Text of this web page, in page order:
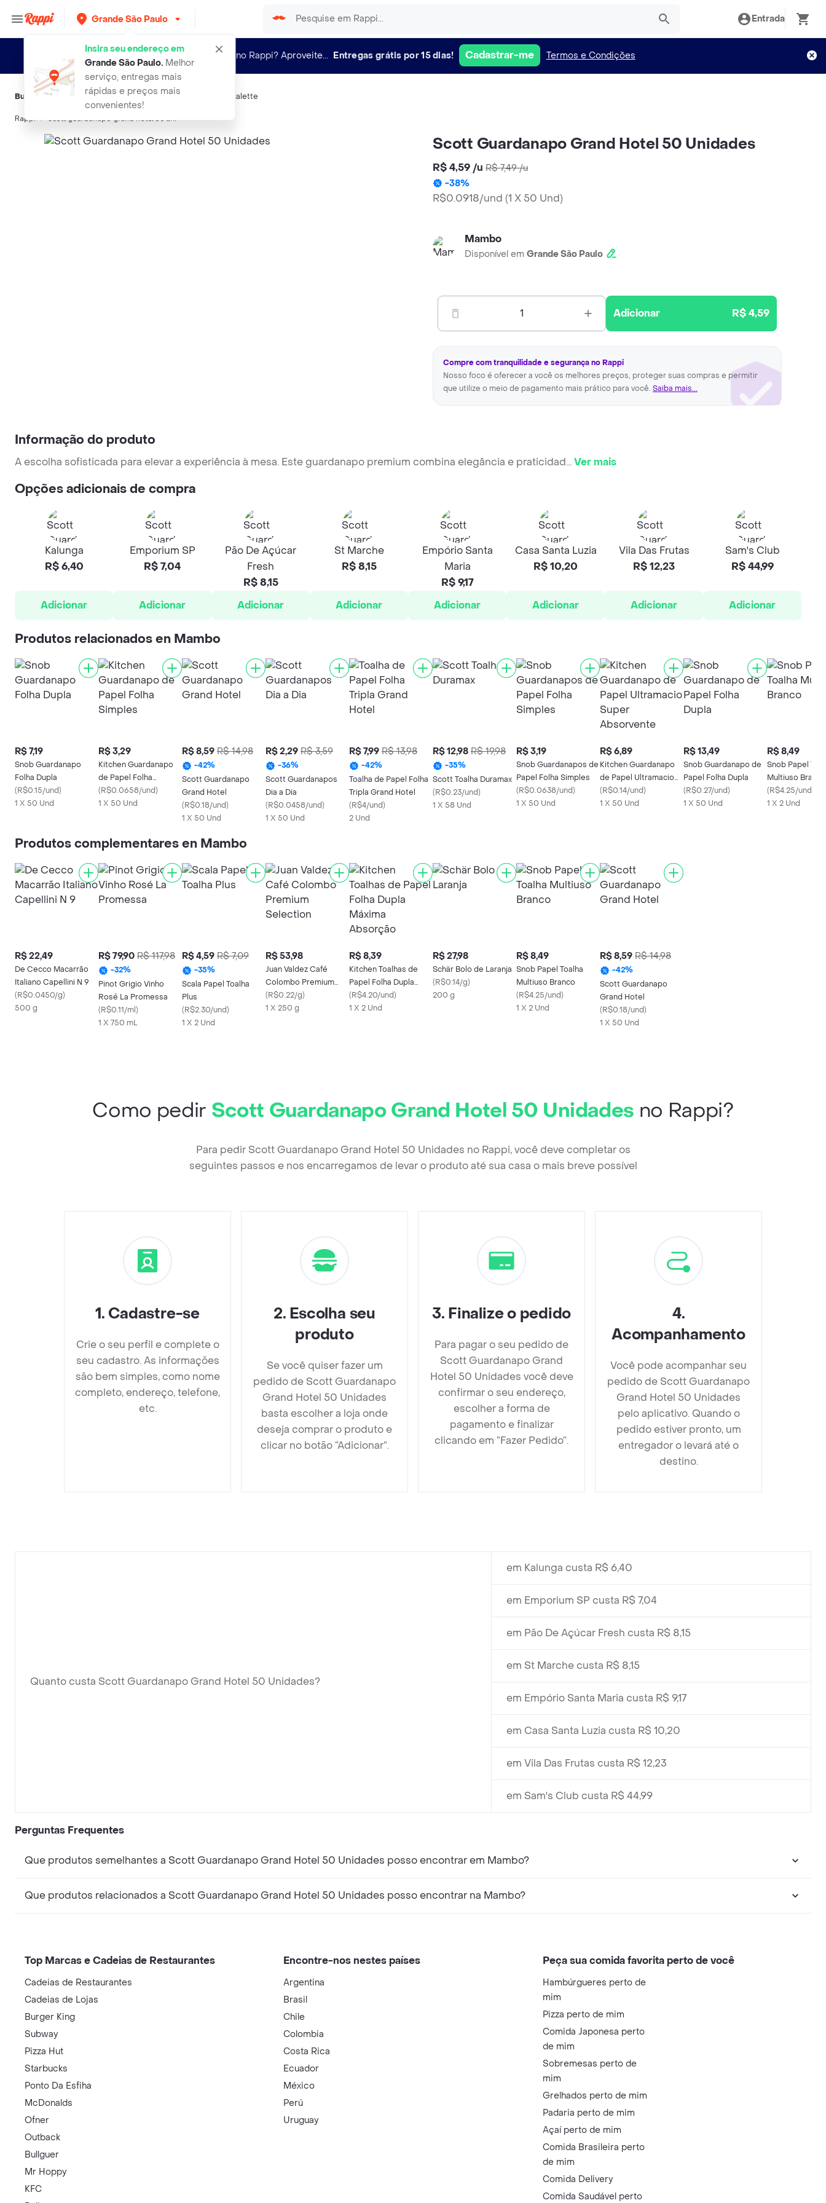
Grande São Paulo
Insira seu endereço em
Grande São Paulo.Melhor
serviço, entregas mais
rápidas e preços mais
convenientes!
Entrada
Novo no Rappi? Aproveite... Entregas grátis por 15 dias! Cadastrar-me Termos e Condições
Buscas relacionadas:Guardanapos,Scott,Snob Dualette
Rappi scott guardanapo grand hotel 50 uni
Scott Guardanapo Grand Hotel 50 Unidades
R$ 4,59 /u R$ 7,49/u
-38%
R$0.0918/und (1 X 50 Und)
Mambo
Disponível em Grande São Paulo
1 Adicionar R$ 4,59
Compre com tranquilidade e segurança no Rappi
Nosso foco é oferecer a você os melhores preços, proteger suas compras e permitir
que utilize o meio de pagamento mais prático para você. Saiba mais...
Informação do produto
A escolha sofisticada para elevar a experiência à mesa. Este guardanapo premium combina elegância e praticidad...Ver mais
Opções adicionais de compra
Kalunga
R$ 6,40
Adicionar
Emporium SP
R$ 7,04
Adicionar
Pão De Açúcar
Fresh
R$ 8,15
Adicionar
St Marche
R$ 8,15
Adicionar
Empório Santa
Maria
R$ 9,17
Adicionar
Casa Santa Luzia
R$ 10,20
Adicionar
Vila Das Frutas
R$ 12,23
Adicionar
Sam's Club
R$ 44,99
Adicionar
Produtos relacionados en Mambo
R$ 7,19
Snob Guardanapo
Folha Dupla
(R$0.15/und)
1 X 50 Und
R$ 3,29
Kitchen Guardanapo
de Papel Folha
Simples
(R$0.0658/und)
1 X 50 Und
R$ 8,59 R$ 14,98
-42%
Scott Guardanapo
Grand Hotel
(R$0.18/und)
1 X 50 Und
R$ 2,29 R$ 3,59
-36%
Scott Guardanapos
Dia a Dia
(R$0.0458/und)
1 X 50 Und
R$ 7,99 R$ 13,98
-42%
Toalha de Papel Folha
Tripla Grand Hotel
(R$4/und)
2 Und
R$ 12,98 R$ 19,98
-35%
Scott Toalha Duramax
(R$0.23/und)
1 X 58 Und
R$ 3,19
Snob Guardanapos de
Papel Folha Simples
(R$0.0638/und)
1 X 50 Und
R$ 6,89
Kitchen Guardanapo
de Papel Ultramacio
Super Absorvente
(R$0.14/und)
1 X 50 Und
R$ 13,49
Snob Guardanapo de
Papel Folha Dupla
(R$0.27/und)
1 X 50 Und
R$ 8,49
Snob Papel
Multiuso Branco
(R$4.25/und
1 X 2 Und
Produtos complementares en Mambo
R$ 22,49
De Cecco Macarrão
Italiano Capellini N 9
(R$0.0450/g)
500 g
R$ 79,90 R$ 117,98
-32%
Pinot Grigio Vinho
Rosé La Promessa
(R$0.11/ml)
1 X 750 mL
R$ 4,59 R$ 7,09
-35%
Scala Papel Toalha
Plus
(R$2.30/und)
1 X 2 Und
R$ 53,98
Juan Valdez Café
Colombo Premium
Selection
(R$0.22/g)
1 X 250 g
R$ 8,39
Kitchen Toalhas de
Papel Folha Dupla
Máxima Absorção
(R$4.20/und)
1 X 2 Und
R$ 27,98
Schär Bolo de Laranja
(R$0.14/g)
200 g
R$ 8,49
Snob Papel Toalha
Multiuso Branco
(R$4.25/und)
1 X 2 Und
R$ 8,59 R$ 14,98
-42%
Scott Guardanapo
Grand Hotel
(R$0.18/und)
1 X 50 Und
Como pedir Scott Guardanapo Grand Hotel 50 Unidades no Rappi?
Para pedir Scott Guardanapo Grand Hotel 50 Unidades no Rappi, você deve completar os
seguintes passos e nos encarregamos de levar o produto até sua casa o mais breve possível
1. Cadastre-se
Crie o seu perfil e complete o
seu cadastro. As informações
são bem simples, como nome
completo, endereço, telefone,
etc.
2. Escolha seu
produto
Se você quiser fazer um
pedido de Scott Guardanapo
Grand Hotel 50 Unidades
basta escolher a loja onde
deseja comprar o produto e
clicar no botão “Adicionar”.
3. Finalize o pedido
Para pagar o seu pedido de
Scott Guardanapo Grand
Hotel 50 Unidades você deve
confirmar o seu endereço,
escolher a forma de
pagamento e finalizar
clicando em ”Fazer Pedido”.
4.
Acompanhamento
Você pode acompanhar seu
pedido de Scott Guardanapo
Grand Hotel 50 Unidades
pelo aplicativo. Quando o
pedido estiver pronto, um
entregador o levará até o
destino.
Quanto custa Scott Guardanapo Grand Hotel 50 Unidades?
em Kalunga custa R$ 6,40
em Emporium SP custa R$ 7,04
em Pão De Açúcar Fresh custa R$ 8,15
em St Marche custa R$ 8,15
em Empório Santa Maria custa R$ 9,17
em Casa Santa Luzia custa R$ 10,20
em Vila Das Frutas custa R$ 12,23
em Sam's Club custa R$ 44,99
Perguntas Frequentes
Que produtos semelhantes a Scott Guardanapo Grand Hotel 50 Unidades posso encontrar em Mambo?
Que produtos relacionados a Scott Guardanapo Grand Hotel 50 Unidades posso encontrar na Mambo?
Top Marcas e Cadeias de Restaurantes
Cadeias de Restaurantes
Cadeias de Lojas
Burger King
Subway
Pizza Hut
Starbucks
Ponto Da Esfiha
McDonalds
Ofner
Outback
Bullguer
Mr Hoppy
KFC
Encontre-nos nestes países
Argentina
Brasil
Chile
Colombia
Costa Rica
Ecuador
México
Perú
Uruguay
Peça sua comida favorita perto de você
Hambúrgueres perto de
mim
Pizza perto de mim
Comida Japonesa perto
de mim
Sobremesas perto de
mim
Grelhados perto de mim
Padaria perto de mim
Açaí perto de mim
Comida Brasileira perto
de mim
Comida Delivery
Comida Saudável perto